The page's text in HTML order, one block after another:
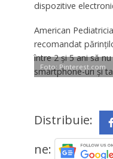
dispozitive
American
recomandat
între 2 şi 5 ani să
smartphone-uri şi
Foto: Pinterest.com
Distribuie:
ne: